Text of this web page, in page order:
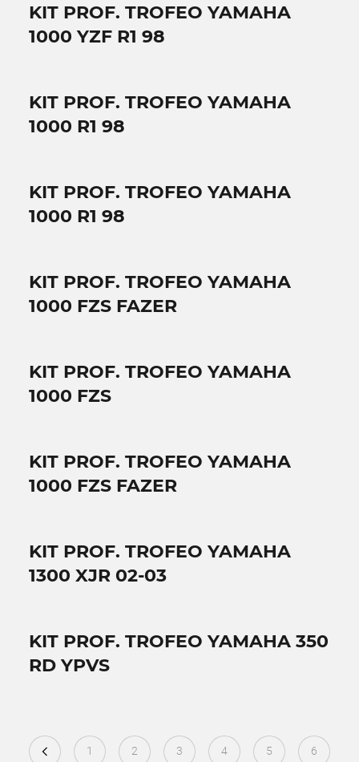
KIT PROF. TROFEO YAMAHA
1000 YZF R1 98
KIT PROF. TROFEO YAMAHA
1000 R1 98
KIT PROF. TROFEO YAMAHA
1000 R1 98
KIT PROF. TROFEO YAMAHA
1000 FZS FAZER
KIT PROF. TROFEO YAMAHA
1000 FZS
KIT PROF. TROFEO YAMAHA
1000 FZS FAZER
KIT PROF. TROFEO YAMAHA
1300 XJR 02-03
KIT PROF. TROFEO YAMAHA 350
RD YPVS
1 2 3 4 5 6